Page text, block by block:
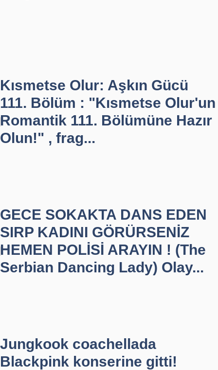
Kısmetse Olur: Aşkın Gücü
111. Bölüm : "Kısmetse Olur'un
Romantik 111. Bölümüne Hazır
Olun!" , frag...
GECE SOKAKTA DANS EDEN
SIRP KADINI GÖRÜRSENİZ
HEMEN POLİSİ ARAYIN ! (The
Serbian Dancing Lady) Olay...
Jungkook coachellada
Blackpink konserine gitti!